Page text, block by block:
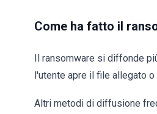
Come ha fatto il
Il ransomware si diffonde
l'utente apre il file allegato
Altri metodi di diffusione